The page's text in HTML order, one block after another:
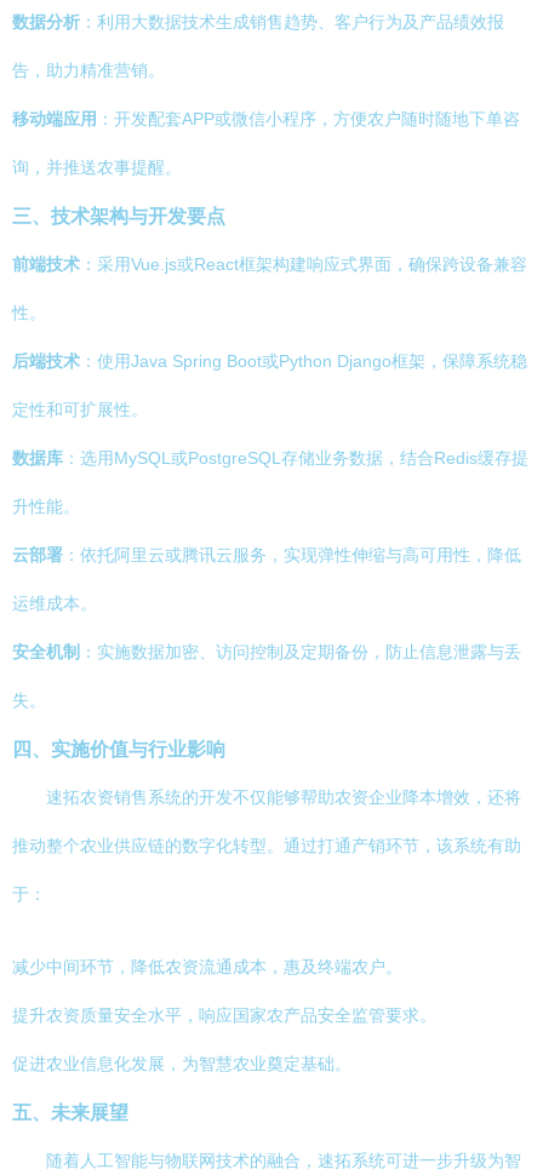
数据分析 ：利用大数据技术生成销售趋势、客户行为及产品绩效报
告，助力精准营销。
移动端应用 ：开发配套APP或微信小程序，方便农户随时随地下单咨
询，并推送农事提醒。
三、技术架构与开发要点
前端技术 ：采用Vue.js或React框架构建响应式界面，确保跨设备兼容
性。
后端技术 ：使用Java Spring Boot或Python Django框架，保障系统稳
定性和可扩展性。
数据库 ：选用MySQL或PostgreSQL存储业务数据，结合Redis缓存提
升性能。
云部署 ：依托阿里云或腾讯云服务，实现弹性伸缩与高可用性，降低
运维成本。
安全机制 ：实施数据加密、访问控制及定期备份，防止信息泄露与丢
失。
四、实施价值与行业影响
速拓农资销售系统的开发不仅能够帮助农资企业降本增效，还将
推动整个农业供应链的数字化转型。通过打通产销环节，该系统有助
于：
减少中间环节，降低农资流通成本，惠及终端农户。
提升农资质量安全水平，响应国家农产品安全监管要求。
促进农业信息化发展，为智慧农业奠定基础。
五、未来展望
随着人工智能与物联网技术的融合，速拓系统可进一步升级为智